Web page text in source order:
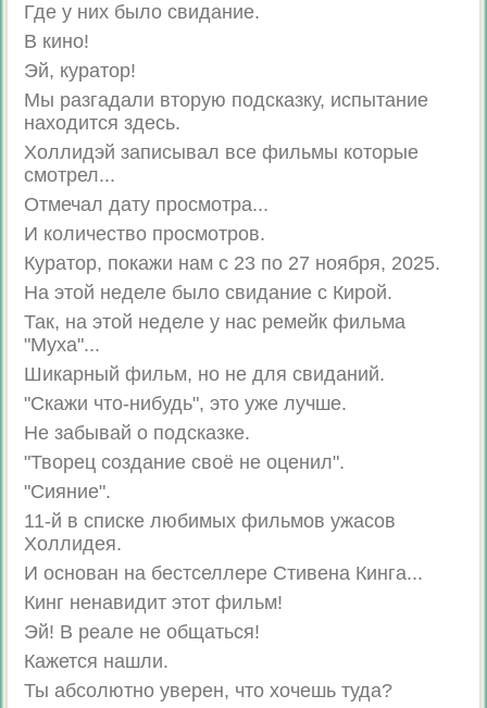
Где у них было свидание.
В кино!
Эй, куратор!
Мы разгадали вторую подсказку, испытание
находится здесь.
Холлидэй записывал все фильмы которые
смотрел...
Отмечал дату просмотра...
И количество просмотров.
Куратор, покажи нам с 23 по 27 ноября, 2025.
На этой неделе было свидание с Кирой.
Так, на этой неделе у нас ремейк фильма
"Муха"...
Шикарный фильм, но не для свиданий.
"Скажи что-нибудь", это уже лучше.
Не забывай о подсказке.
"Творец создание своё не оценил".
"Сияние".
11-й в списке любимых фильмов ужасов
Холлидея.
И основан на бестселлере Стивена Кинга...
Кинг ненавидит этот фильм!
Эй! В реале не общаться!
Кажется нашли.
Ты абсолютно уверен, что хочешь туда?